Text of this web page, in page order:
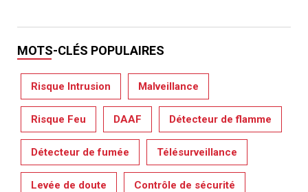
MOTS-CLÉS POPULAIRES
Risque Intrusion Malveillance
Risque Feu DAAF Détecteur de flamme
Détecteur de fumée Télésurveillance
Levée de doute Contrôle de sécurité